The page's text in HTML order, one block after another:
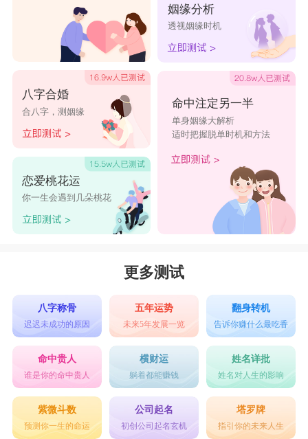
八字合婚
合八字，测姻缘
恋爱桃花运
你一生会遇到几朵桃花
姻缘分析
透视姻缘时机
命中注定另一半
单身姻缘大解析
适时把握脱单时机和方法
更多测试
八字称骨
迟迟未成功的原因
五年运势
未来5年发展一览
翻身转机
告诉你赚什么最吃香
命中贵人
谁是你的命中贵人
横财运
躺着都能赚钱
姓名详批
姓名对人生的影响
紫微斗数
预测你一生的命运
公司起名
初创公司起名玄机
塔罗牌
指引你的未来人生